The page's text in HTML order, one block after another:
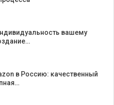
вашему
в Россию: качественный